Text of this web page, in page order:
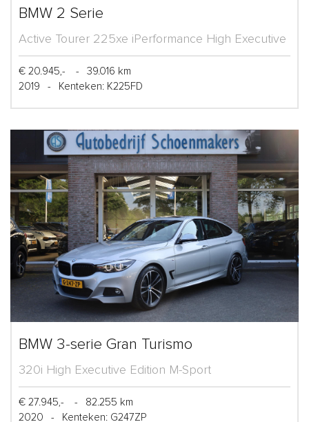
BMW 2 Serie
Active Tourer 225xe iPerformance High Executive
€ 20.945,- -
39.016 km
2019
- Kenteken: K225FD
BMW 3-serie Gran Turismo
320i High Executive Edition M-Sport
€ 27.945,- -
82.255 km
2020
- Kenteken: G247ZP